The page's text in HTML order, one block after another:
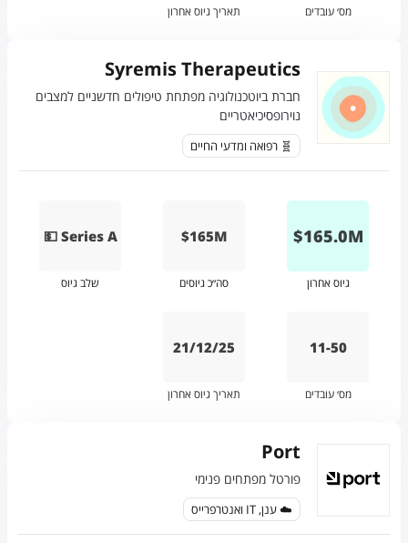
מס׳ עובדים תאריך גיוס אחרון
Syremis Therapeutics
חברת ביוטכנולוגיה מפתחת טיפולים חדשניים למצבים
נוירופסיכיאטריים
🧬 רפואה ומדעי החיים
M
165.0
$
גיוס אחרון
$165M
סה״כ גיוסים
💵 Series A
שלב גיוס
11-50
מס׳ עובדים
21/12/25
תאריך גיוס אחרון
Port
פורטל מפתחים פנימי
☁️ ענן, IT ואנטרפרייס